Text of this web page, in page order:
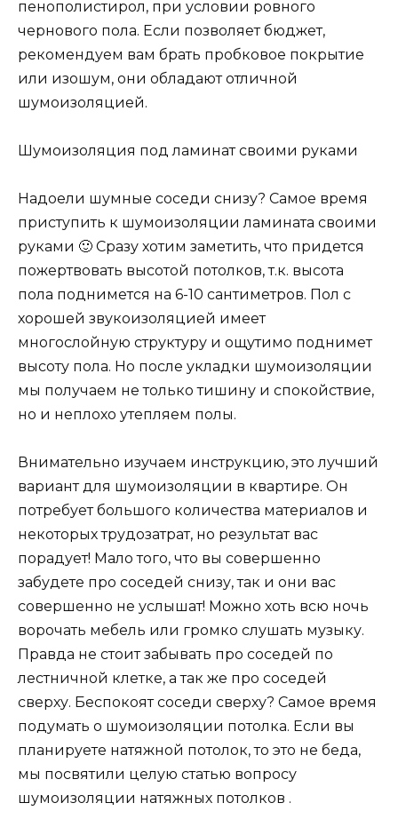
пенополистирол, при условии ровного
чернового пола. Если позволяет бюджет,
рекомендуем вам брать пробковое покрытие
или изошум, они обладают отличной
шумоизоляцией.
Шумоизоляция под ламинат своими руками
Надоели шумные соседи снизу? Самое время
приступить к шумоизоляции ламината своими
руками 🙂 Сразу хотим заметить, что придется
пожертвовать высотой потолков, т.к. высота
пола поднимется на 6-10 сантиметров. Пол с
хорошей звукоизоляцией имеет
многослойную структуру и ощутимо поднимет
высоту пола. Но после укладки шумоизоляции
мы получаем не только тишину и спокойствие,
но и неплохо утепляем полы.
Внимательно изучаем инструкцию, это лучший
вариант для шумоизоляции в квартире. Он
потребует большого количества материалов и
некоторых трудозатрат, но результат вас
порадует! Мало того, что вы совершенно
забудете про соседей снизу, так и они вас
совершенно не услышат! Можно хоть всю ночь
ворочать мебель или громко слушать музыку.
Правда не стоит забывать про соседей по
лестничной клетке, а так же про соседей
сверху. Беспокоят соседи сверху? Самое время
подумать о шумоизоляции потолка. Если вы
планируете натяжной потолок, то это не беда,
мы посвятили целую статью вопросу
шумоизоляции натяжных потолков .